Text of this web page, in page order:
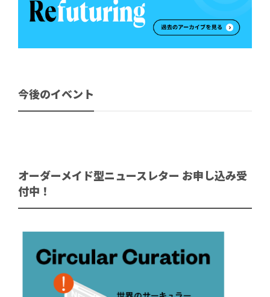
今後のイベント
オーダーメイド型ニュースレター お申し込み受
付中！